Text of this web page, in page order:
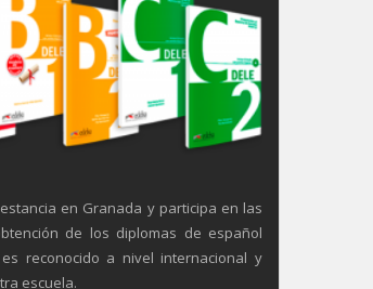
en Granada y participa en las
de los diplomas de español
es reconocido a nivel internacional y
escuela.